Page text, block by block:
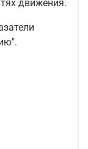
движения.